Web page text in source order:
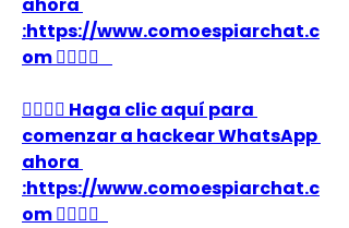
:https://www.comoespiarchat.c
om 👈🏻👈🏻
👉🏻👉🏻 Haga clic aquí para
comenzar a hackear WhatsApp
ahora
:https://www.comoespiarchat.c
om 👈🏻👈🏻